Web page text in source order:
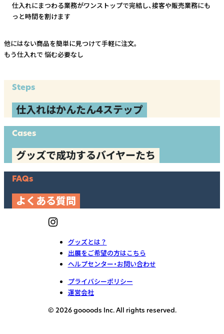
仕入れにまつわる業務がワンストップで完結し、接客や販売業務にも
っと時間を割けます
他にはない商品を簡単に見つけて手軽に注文。
もう仕入れで 悩む必要なし
Steps
仕入れはかんたん4ステップ
Cases
グッズで成功するバイヤーたち
FAQs
よくある質問
グッズとは？
出展をご希望の方はこちら
ヘルプセンター・お問い合わせ
プライバシーポリシー
運営会社
© 2026 goooods Inc. All rights reserved.